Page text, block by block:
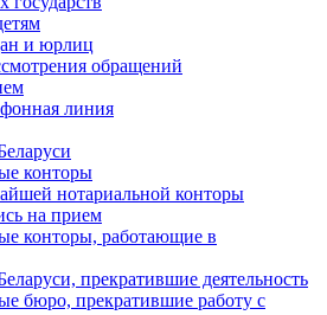
и юрлиц
обращений
линия
конторы
нотариальной конторы
на прием
конторы, работающие в
прекратившие деятельность
бюро, прекратившие работу с